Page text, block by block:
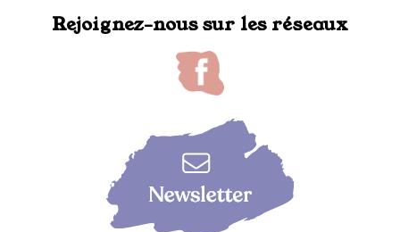
Rejoignez-nous sur les réseaux